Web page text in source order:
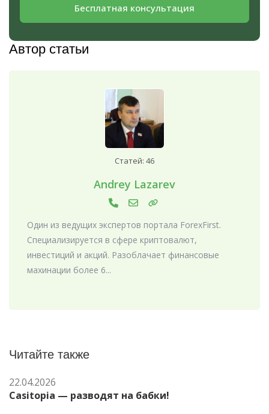
Бесплатная консультация
Автор статьи
Статей: 46
Andrey Lazarev
Один из ведущих экспертов портала ForexFirst.
Специализируется в сфере криптовалют,
инвестиций и акций. Разоблачает финансовые
махинации более 6...
Читайте также
22.04.2026
Casitopia — разводят на бабки!